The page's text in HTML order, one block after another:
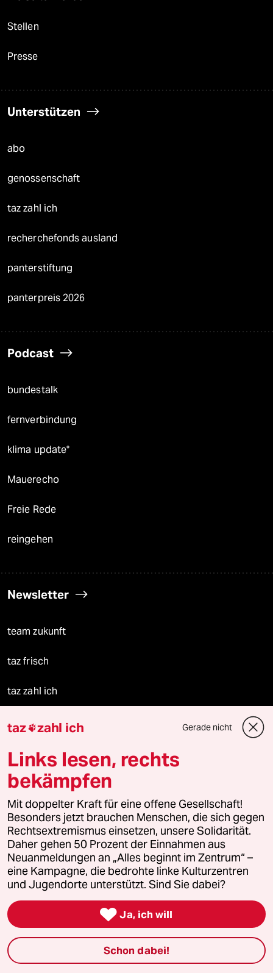
Stellen
Presse
Unterstützen
abo
genossenschaft
taz zahl ich
recherchefonds ausland
panterstiftung
panterpreis 2026
Podcast
bundestalk
fernverbindung
klima update°
Mauerecho
Freie Rede
reingehen
Newsletter
team zukunft
taz frisch
taz zahl ich
taz lab Infobrief
Veranstaltungen
Demnächst
Vor Ort
Live im Stream
Vergangene
taz zahl ich Gerade nicht
Links lesen, rechts
bekämpfen
Mit doppelter Kraft für eine offene Gesellschaft!
Besonders jetzt brauchen Menschen, die sich gegen
Rechtsextremismus einsetzen, unsere Solidarität.
Daher gehen 50 Prozent der Einnahmen aus
Neuanmeldungen an „Alles beginnt im Zentrum“ –
eine Kampagne, die bedrohte linke Kulturzentren
und Jugendorte unterstützt. Sind Sie dabei?
 Ja, ich will
Schon dabei!